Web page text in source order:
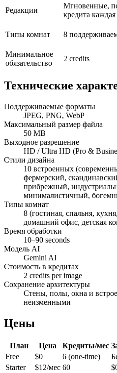
Редакции
Мгновенные,
кредита каждая
Типы комнат 8
Минимальное
обязательство
2 credits
Технические
Поддерживаемые форматы
JPEG, PNG, WebP
Максимальный размер файла
50 MB
Выходное разрешение
HD / Ultra HD (Pro &
Стили дизайна
10 встроенных
фермерский,
прибрежный,
минималистичный,
Типы комнат
8 (гостиная, спальня,
домашний офис, детская
Время обработки
10–90 seconds
Модель AI
Gemini AI
Стоимость в кредитах
2 credits per image
Сохранение архитектуры
Стены, полы, окна и
неизменными
Цены
План Цена Кредиты/мес
Free
$0 6 (one-time)
Starter
$12/мес 60